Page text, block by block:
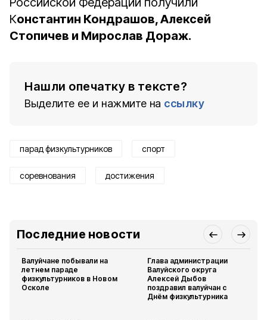
Константин Кондрашов, Алексей
Стопичев и Мирослав Дораж.
Нашли опечатку в тексте?
Выделите ее и нажмите на ссылку
парад физкультурников спорт
соревнования достижения
Последние новости
Валуйчане побывали на
летнем параде
физкультурников в Новом
Осколе
Глава администрации
Валуйского округа
Алексей Дыбов
поздравил валуйчан с
Днём физкультурника